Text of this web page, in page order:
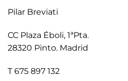
Pilar Breviati
CC Plaza Éboli, 1ªPta.
28320 Pinto. Madrid
T 675 897 132